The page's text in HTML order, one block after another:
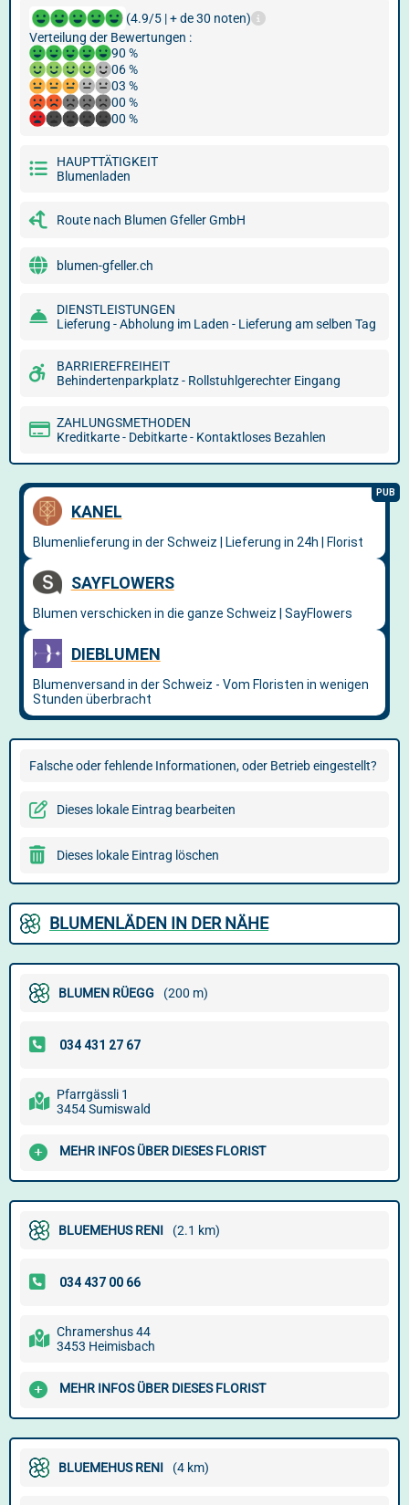
(4.9/5 | + de 30 noten)
Verteilung der Bewertungen :
90 %
06 %
03 %
00 %
00 %
HAUPTTÄTIGKEIT
Blumenladen
Route nach Blumen Gfeller GmbH
blumen-gfeller.ch
DIENSTLEISTUNGEN
Lieferung - Abholung im Laden - Lieferung am selben Tag
BARRIEREFREIHEIT
Behindertenparkplatz - Rollstuhlgerechter Eingang
ZAHLUNGSMETHODEN
Kreditkarte - Debitkarte - Kontaktloses Bezahlen
Falsche oder fehlende Informationen, oder Betrieb eingestellt?
Dieses lokale Eintrag bearbeiten
Dieses lokale Eintrag löschen
BLUMENLÄDEN IN DER NÄHE
BLUMEN RÜEGG (200 m)
Pfarrgässli 1
3454 Sumiswald
MEHR INFOS ÜBER DIESES FLORIST
BLUEMEHUS RENI (2.1 km)
Chramershus 44
3453 Heimisbach
MEHR INFOS ÜBER DIESES FLORIST
BLUEMEHUS RENI (4 km)